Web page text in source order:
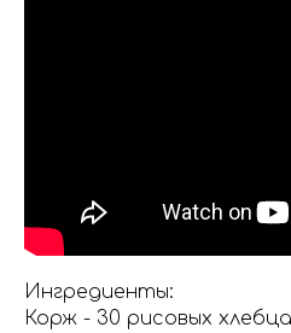
Ингредиенты:
Корж - 30 рисовых